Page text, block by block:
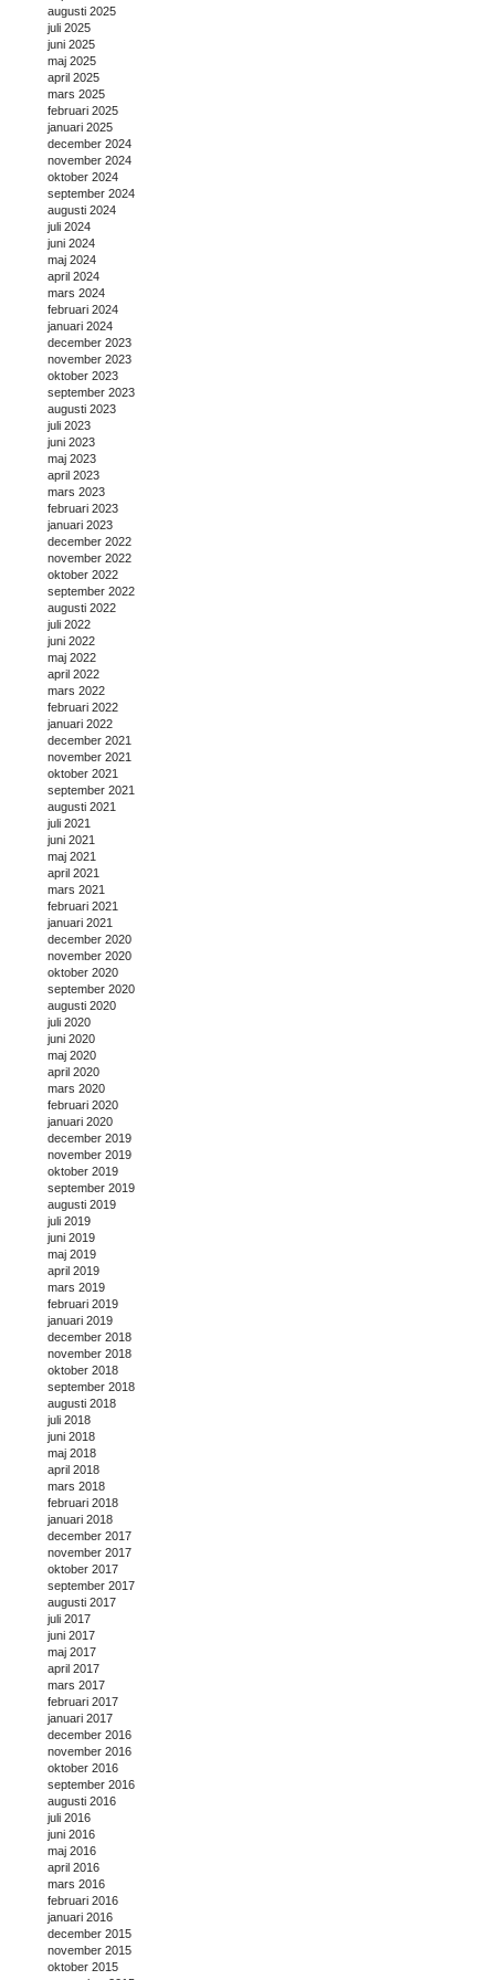
augusti 2025
juli 2025
juni 2025
maj 2025
april 2025
mars 2025
februari 2025
januari 2025
december 2024
november 2024
oktober 2024
september 2024
augusti 2024
juli 2024
juni 2024
maj 2024
april 2024
mars 2024
februari 2024
januari 2024
december 2023
november 2023
oktober 2023
september 2023
augusti 2023
juli 2023
juni 2023
maj 2023
april 2023
mars 2023
februari 2023
januari 2023
december 2022
november 2022
oktober 2022
september 2022
augusti 2022
juli 2022
juni 2022
maj 2022
april 2022
mars 2022
februari 2022
januari 2022
december 2021
november 2021
oktober 2021
september 2021
augusti 2021
juli 2021
juni 2021
maj 2021
april 2021
mars 2021
februari 2021
januari 2021
december 2020
november 2020
oktober 2020
september 2020
augusti 2020
juli 2020
juni 2020
maj 2020
april 2020
mars 2020
februari 2020
januari 2020
december 2019
november 2019
oktober 2019
september 2019
augusti 2019
juli 2019
juni 2019
maj 2019
april 2019
mars 2019
februari 2019
januari 2019
december 2018
november 2018
oktober 2018
september 2018
augusti 2018
juli 2018
juni 2018
maj 2018
april 2018
mars 2018
februari 2018
januari 2018
december 2017
november 2017
oktober 2017
september 2017
augusti 2017
juli 2017
juni 2017
maj 2017
april 2017
mars 2017
februari 2017
januari 2017
december 2016
november 2016
oktober 2016
september 2016
augusti 2016
juli 2016
juni 2016
maj 2016
april 2016
mars 2016
februari 2016
januari 2016
december 2015
november 2015
oktober 2015